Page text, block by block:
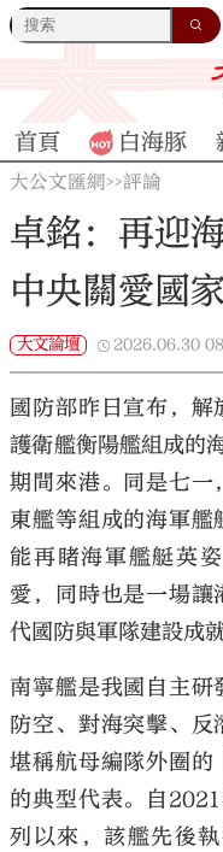
首頁 白海豚
大公文匯網>>評論
卓銘：再迎
中央關愛國
大文論壇 2026.06.30
國防部昨日宣布，
護衛艦衡陽艦組成的
期間來港。同是七一
東艦等組成的海軍艦
能再睹海軍艦艇英
愛，同時也是一場讓
代國防與軍隊建設成
南寧艦是我國自主研
防空、對海突擊、反
堪稱航母編隊外圈的
的典型代表。自
列以來，該艦先後